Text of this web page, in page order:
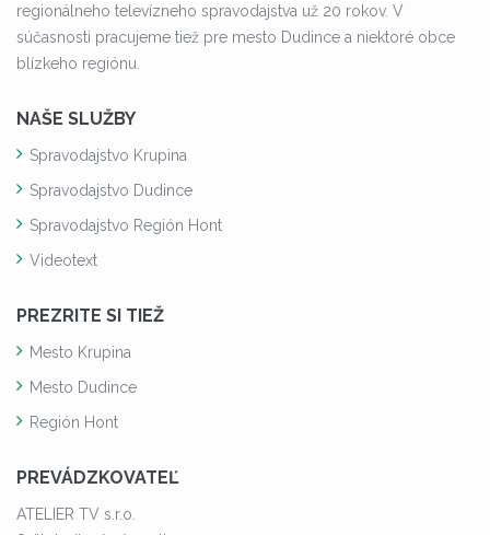
regionálneho televízneho spravodajstva už 20 rokov. V
súčasnosti pracujeme tiež pre mesto Dudince a niektoré obce
blízkeho regiónu.
NAŠE SLUŽBY
Spravodajstvo Krupina
Spravodajstvo Dudince
Spravodajstvo Región Hont
Videotext
PREZRITE SI TIEŽ
Mesto Krupina
Mesto Dudince
Región Hont
PREVÁDZKOVATEĽ
ATELIER TV s.r.o.